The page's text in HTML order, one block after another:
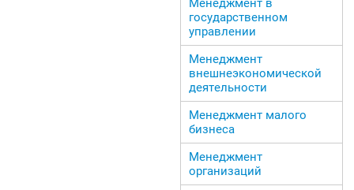
Менеджмент в
государственном
управлении
Менеджмент
внешнеэкономической
деятельности
Менеджмент малого
бизнеса
Менеджмент
организаций